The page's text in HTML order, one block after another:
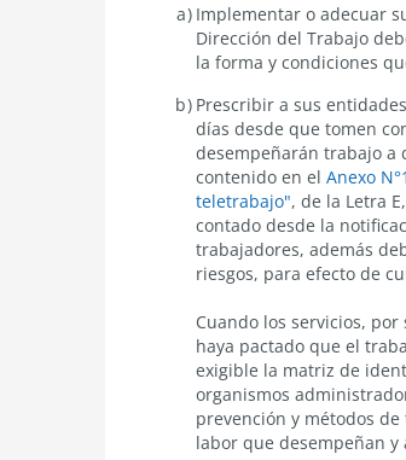
Obligaciones
organismos
administradores
del
Seguro
Implementar o adecuar
Dirección del Trabajo
la forma y condiciones
Prescribir a sus
días desde que tomen
desempeñarán trabajo a
contenido en el Anexo
teletrabajo", de la Letra
contado desde la
trabajadores, además
riesgos, para efecto de
Cuando los servicios,
haya pactado que el
exigible la matriz de
organismos
prevención y métodos
labor que desempeñan